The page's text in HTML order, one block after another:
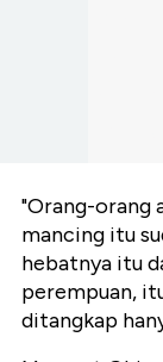
"Orang-orang
mancing itu
hebatnya itu
perempuan,
ditangkap